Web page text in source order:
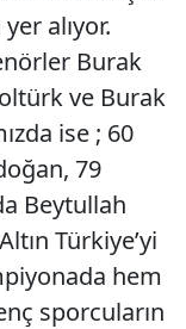
alıyor.
Burak
ve Burak
ise ; 60
79
Beytullah
Türkiye’yi
hem
sporcuların